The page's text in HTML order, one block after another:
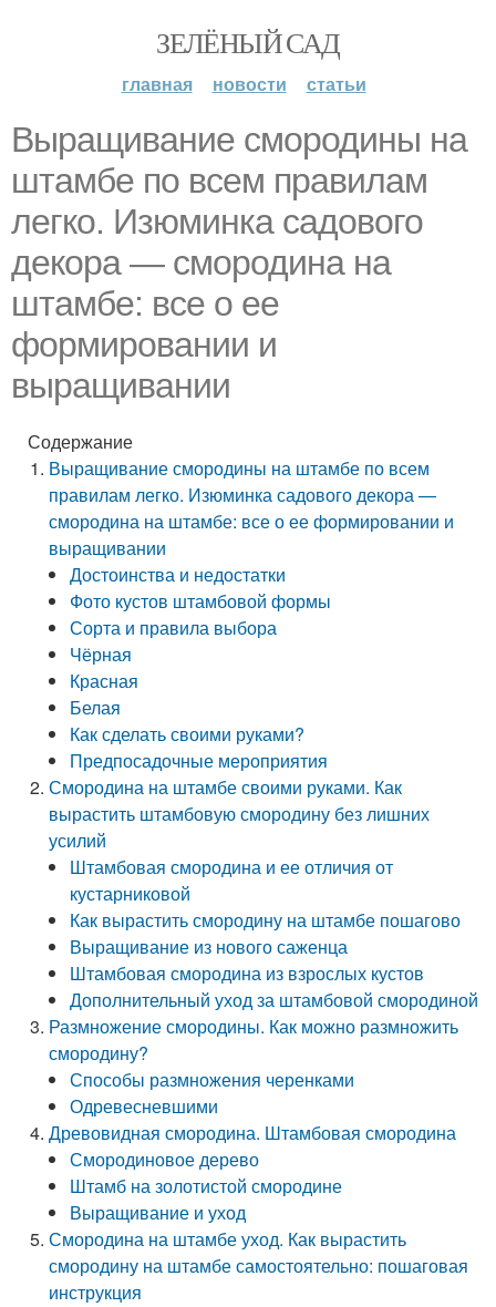
ЗЕЛЁНЫЙ САД
главная новости статьи
Выращивание смородины на
штамбе по всем правилам
легко. Изюминка садового
декора — смородина на
штамбе: все о ее
формировании и
выращивании
Содержание
Выращивание смородины на штамбе по всем
правилам легко. Изюминка садового декора —
смородина на штамбе: все о ее формировании и
выращивании
Достоинства и недостатки
Фото кустов штамбовой формы
Сорта и правила выбора
Чёрная
Красная
Белая
Как сделать своими руками?
Предпосадочные мероприятия
Смородина на штамбе своими руками. Как
вырастить штамбовую смородину без лишних
усилий
Штамбовая смородина и ее отличия от
кустарниковой
Как вырастить смородину на штамбе пошагово
Выращивание из нового саженца
Штамбовая смородина из взрослых кустов
Дополнительный уход за штамбовой смородиной
Размножение смородины. Как можно размножить
смородину?
Способы размножения черенками
Одревесневшими
Древовидная смородина. Штамбовая смородина
Смородиновое дерево
Штамб на золотистой смородине
Выращивание и уход
Смородина на штамбе уход. Как вырастить
смородину на штамбе самостоятельно: пошаговая
инструкция